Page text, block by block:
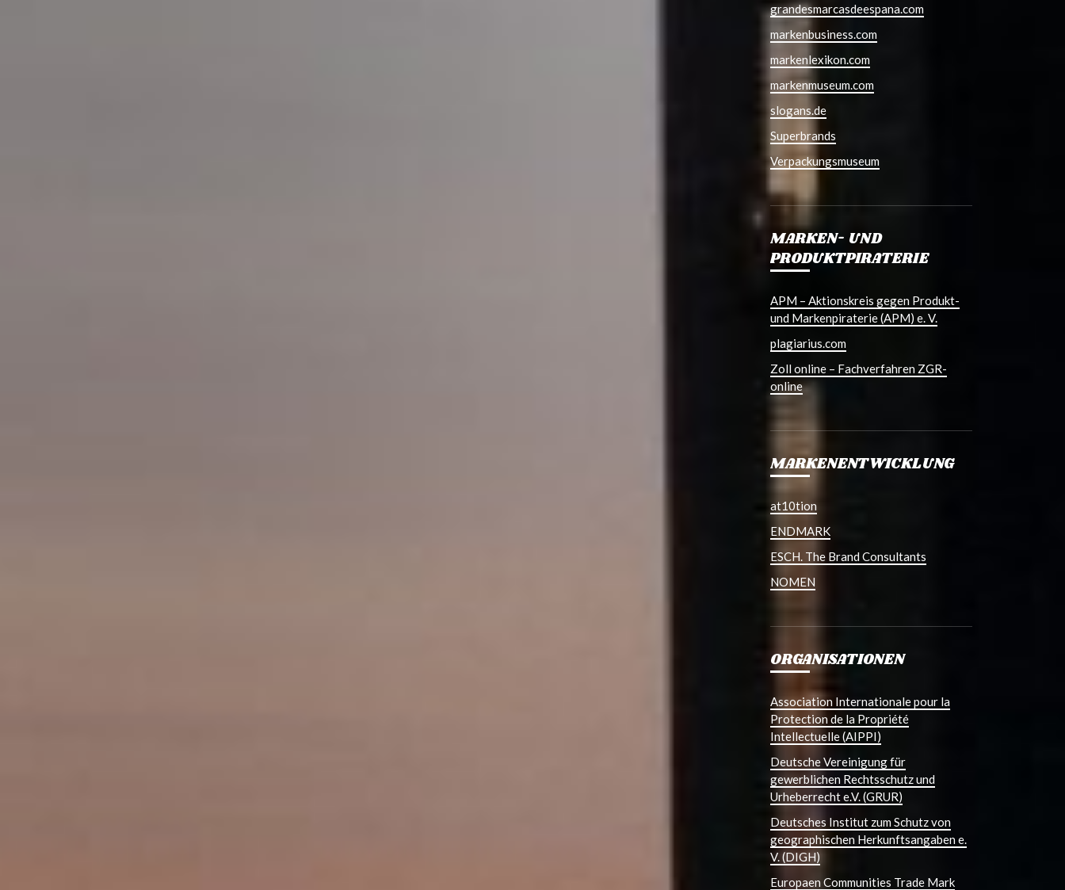
grandesmarcasdeespana.com
markenbusiness.com
markenlexikon.com
markenmuseum.com
slogans.de
Superbrands
Verpackungsmuseum
MARKEN- UND
PRODUKTPIRATERIE
APM – Aktionskreis gegen Produkt-
und Markenpiraterie (APM) e. V.
plagiarius.com
Zoll online – Fachverfahren ZGR-
online
MARKENENTWICKLUNG
at10tion
ENDMARK
ESCH. The Brand Consultants
NOMEN
ORGANISATIONEN
Association Internationale pour la
Protection de la Propriété
Intellectuelle (AIPPI)
Deutsche Vereinigung für
gewerblichen Rechtsschutz und
Urheberrecht e.V. (GRUR)
Deutsches Institut zum Schutz von
geographischen Herkunftsangaben e.
V. (DIGH)
Europaen Communities Trade Mark